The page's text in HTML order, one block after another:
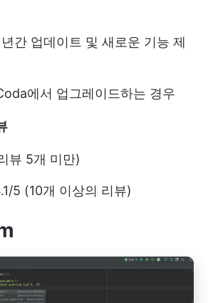
년간 업데이트 및 새로운 기능 제
에서 업그레이드하는 경우
뷰 5개 미만)
5 (10개 이상의 리뷰)